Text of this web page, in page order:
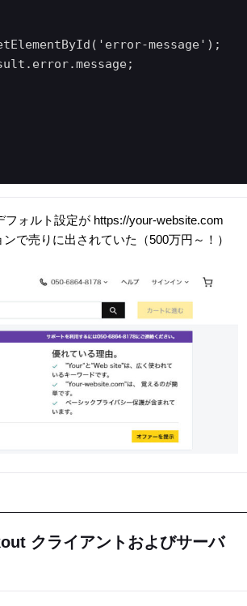
message');
ォルト設定が https://your-website.com
で売りに出されていた（500万円～！）
クライアントおよびサーバ